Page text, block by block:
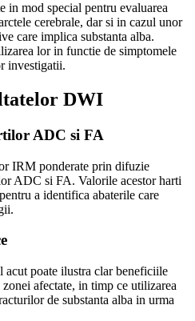
in mod special pentru evaluarea
cerebrale, dar si in cazul unor
care implica substanta alba.
lor in functie de simptomele
investigatii.
DWI
ADC si FA
IRM ponderate prin difuzie
ADC si FA. Valorile acestor harti
a identifica abaterile care
poate ilustra clar beneficiile
afectate, in timp ce utilizarea
de substanta alba in urma